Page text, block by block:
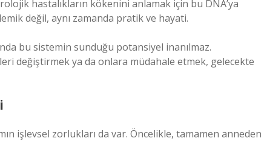
hastalıkların kökenini anlamak için bu DNA’ya
değil, aynı zamanda pratik ve hayati.
bu sistemin sunduğu potansiyel inanılmaz.
değiştirmek ya da onlara müdahale etmek, gelecekte
işlevsel zorlukları da var. Öncelikle, tamamen anneden